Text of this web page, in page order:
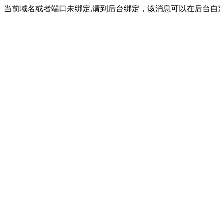
当前域名或者端口未绑定,请到后台绑定，该消息可以在后台自